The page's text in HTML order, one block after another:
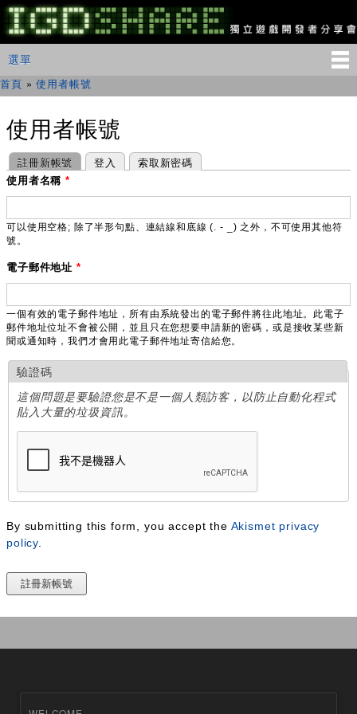
移
至
主
IGDSHARE
獨
遊
發
享
會
主選單
選單
您在這裡
首頁 »使用者帳號
使用者帳號
主要索引標籤
註冊新帳號
(作用中頁籤) 登入 索取新密碼
使用者名稱*
可以使用空格; 除了半形句點、連結線和底線 (. - _) 之外，不可使用其他符
號。
電子郵件地址 *
一個有效的電子郵件地址，所有由系統發出的電子郵件將往此地址。此電子
郵件地址位址不會被公開，並且只在您想要申請新的密碼，或是接收某些新
聞或通知時，我們才會用此電子郵件地址寄信給您。
驗證碼
這個問題是要驗證您是不是一個人類訪客，以防止自動化程式
貼入大量的垃圾資訊。
By submitting this form, you accept the Akismet privacy
policy